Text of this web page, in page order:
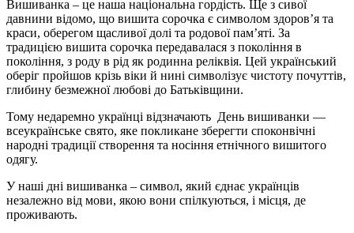
Вишиванка – це наша національна гордість. Ще з сивої
давнини відомо, що вишита сорочка є символом здоров’я та
краси, оберегом щасливої долі та родової пам’яті. За
традицією вишита сорочка передавалася з покоління в
покоління, з роду в рід як родинна реліквія. Цей український
оберіг пройшов крізь віки й нині символізує чистоту почуттів,
глибину безмежної любові до Батьківщини.
Тому недаремно українці відзначають День вишиванки —
всеукраїнське свято, яке покликане зберегти споконвічні
народні традиції створення та носіння етнічного вишитого
одягу.
У наші дні вишиванка – символ, який єднає українців
незалежно від мови, якою вони спілкуються, і місця, де
проживають.